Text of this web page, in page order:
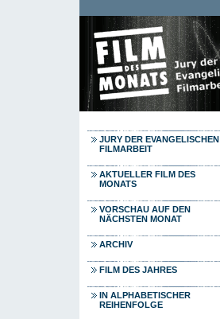
JURY DER EVANGELISCHEN
FILMARBEIT
AKTUELLER FILM DES
MONATS
VORSCHAU AUF DEN
NÄCHSTEN MONAT
ARCHIV
FILM DES JAHRES
IN ALPHABETISCHER
REIHENFOLGE